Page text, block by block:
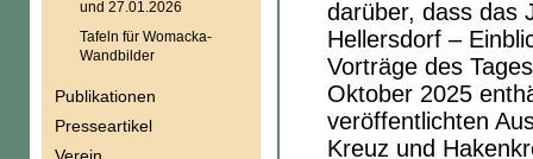
darüber, dass das
Hellersdorf –
Vorträge des
Oktober 2025
veröffentlichten
Kreuz und
und 27.01.2026
Tafeln für Womacka-
Wandbilder
Publikationen
Presseartikel